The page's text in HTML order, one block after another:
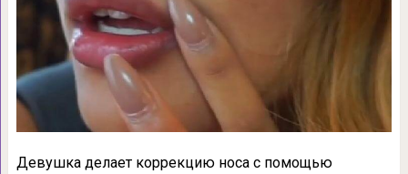
Девушка делает коррекцию носа с помощью